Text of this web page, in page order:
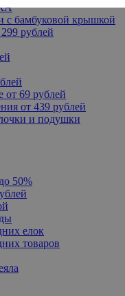
с бамбуковой крышкой
рублей
от 69 рублей
от 439 рублей
и подушки
50%
елок
товаров